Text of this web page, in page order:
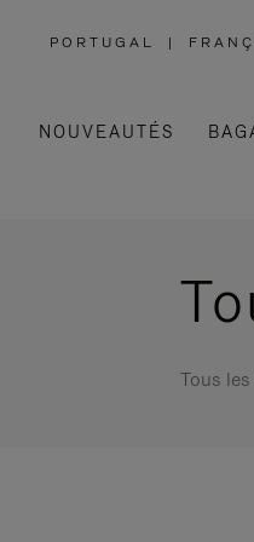
PORTUGAL
,
|
NOUVEAUTÉS
Tous